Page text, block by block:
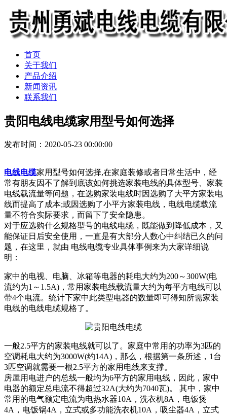
首页
关于我们
产品介绍
新闻资讯
联系我们
贵阳电线电缆家用型号如何选择
发布时间：2020-05-23 00:00:00
电线电缆家用型号如何选择,在家庭装修或者日常生活中，经
常有朋友因不了解到底该如何挑选家装电线的具体型号、家装
电线载流量等问题，在选购家装电线时因选购了大平方家装电
线而提高了成本;或因选购了小平方家装电线，电线电缆载流
量不符合实际要求，而留下了安全隐患。
对于应选购什么规格型号的电线电缆，既能做到降低成本，又
能保证日后安全使用，一直是有大部分人数心中纠结已久的问
题，在这里，就由 电线电缆专业具体事例来为大家详细说
明：
家中的电视、电脑、冰箱等电器的耗电大约为200～300W(电
流约为1～1.5A)，常用家装电线载流量大约为每平方电线可以
带4个电流。统计下家中此类型电器的数量即可得知所需家装
电线的电线电缆规格了。
一般2.5平方的家装电线就可以了。家庭中常用的功率为3匹的
空调耗电大约为3000W(约14A)，那么，根据第一条所述，1台
3匹空调就需要一根2.5平方的家用电线来支撑。
房屋用电进户的总线一般均为6平方的家用电线，因此，家中
电器的额定总电流不得超过32A(大约为7040瓦)。 其中，家中
常用的电气额定电流为电热水器10A，洗衣机8A，电饭煲
4A，电饭锅4A，立式或多功能洗衣机10A，吸尘器4A，立式